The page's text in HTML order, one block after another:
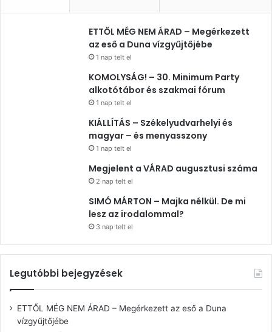
ETTŐL MÉG NEM ÁRAD – Megérkezett
az eső a Duna vízgyűjtőjébe
1 nap telt el
KOMOLYSÁG! – 30. Minimum Party
alkotótábor és szakmai fórum
1 nap telt el
KIÁLLÍTÁS – Székelyudvarhelyi és
magyar – és menyasszony
1 nap telt el
Megjelent a VÁRAD augusztusi száma
2 nap telt el
SIMÓ MÁRTON – Majka nélkül. De mi
lesz az irodalommal?
3 nap telt el
Legutóbbi bejegyzések
ETTŐL MÉG NEM ÁRAD – Megérkezett az eső a Duna
vízgyűjtőjébe